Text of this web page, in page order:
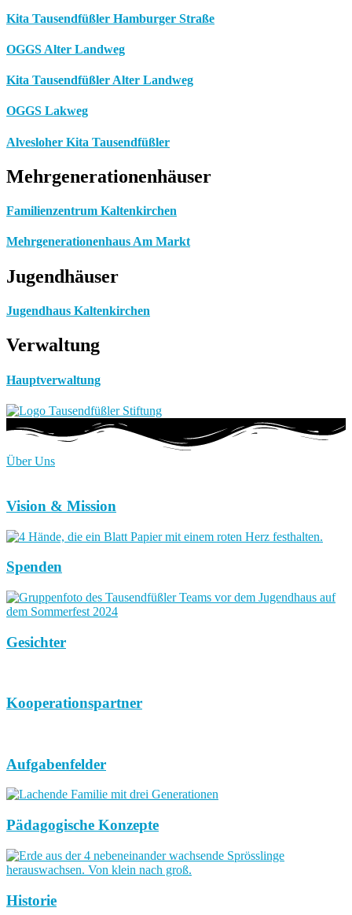
Kita Tausendfüßler Hamburger Straße
OGGS Alter Landweg
Kita Tausendfüßler Alter Landweg
OGGS Lakweg
Alvesloher Kita Tausendfüßler
Mehrgenerationenhäuser
Familienzentrum Kaltenkirchen
Mehrgenerationenhaus Am Markt
Jugendhäuser
Jugendhaus Kaltenkirchen
Verwaltung
Hauptverwaltung
Über Uns
Vision & Mission
Spenden
Gesichter
Kooperationspartner
Aufgabenfelder
Pädagogische Konzepte
Historie